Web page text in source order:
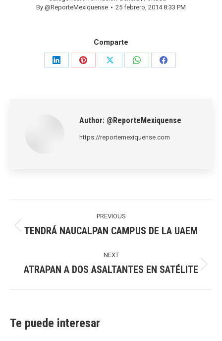
By @ReporteMexiquense 25 febrero, 2014 8:33 PM
Comparte
Share
Share
Share
Share
Share
Author: @ReporteMexiquense
https://reportemexiquense.com
navigation
PREVIOUS
Previous
TENDRÁ NAUCALPAN CAMPUS DE LA UAEM
NEXT
Next
ATRAPAN A DOS ASALTANTES EN SATÉLITE
Te puede interesar